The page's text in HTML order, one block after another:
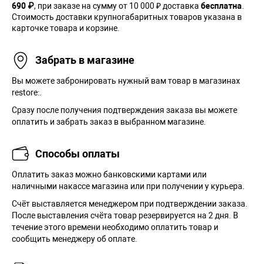
690 ₽, при заказе на сумму от 10 000 ₽ доставка бесплатна
Стоимость доставки крупногабаритных товаров указана в
карточке товара и корзине.
Забрать в магазине
Вы можете забронировать нужный вам товар в магазинах
restore:.
Сразу после получения подтверждения заказа вы можете
оплатить и забрать заказ в выбранном магазине.
Способы оплаты
Оплатить заказ можно банковскими картами или
наличными накассе магазина или при получении у курьера.
Cчёт выставляется менеджером при подтверждении заказа.
После выставления счёта товар резервируется на 2 дня. В
течение этого времени необходимо оплатить товар и
сообщить менеджеру об оплате.